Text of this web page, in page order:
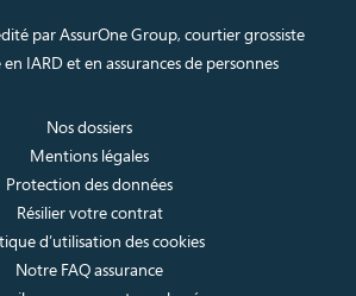
par AssurOne Group, courtier grossiste
IARD et en assurances de personnes
Nos dossiers
Mentions légales
Protection des données
Résilier votre contrat
d’utilisation des cookies
Notre FAQ assurance